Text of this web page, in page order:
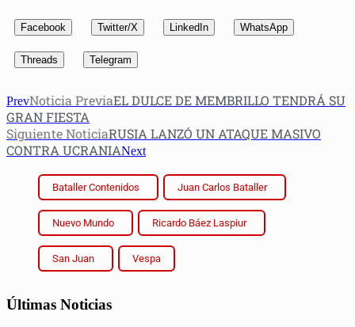
Facebook Twitter/X LinkedIn WhatsApp
Threads Telegram
PrevNoticia PreviaEL DULCE DE MEMBRILLO TENDRÁ SU
GRAN FIESTA
Siguiente NoticiaRUSIA LANZÓ UN ATAQUE MASIVO
CONTRA UCRANIANext
Bataller Contenidos Juan Carlos Bataller
Nuevo Mundo Ricardo Báez Laspiur
San Juan Vespa
Últimas Noticias